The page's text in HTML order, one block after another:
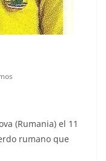
(Rumania) el 11
rumano que